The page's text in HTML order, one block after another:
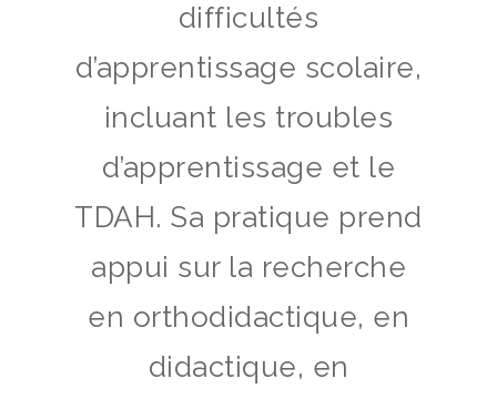
difficultés
d’apprentissage scolaire,
incluant les troubles
d’apprentissage et le
TDAH. Sa pratique prend
appui sur la recherche
en orthodidactique, en
didactique, en